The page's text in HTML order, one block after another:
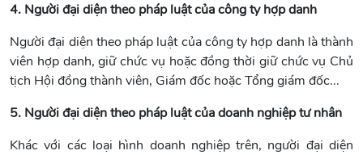
4. Người đại diện theo pháp luật của công ty hợp danh
Người đại diện theo pháp luật của công ty hợp danh là thành
viên hợp danh, giữ chức vụ hoặc đồng thời giữ chức vụ Chủ
tịch Hội đồng thành viên, Giám đốc hoặc Tổng giám đốc...
5. Người đại diện theo pháp luật của doanh nghiệp tư nhân
Khác với các loại hình doanh nghiệp trên, người đại diện